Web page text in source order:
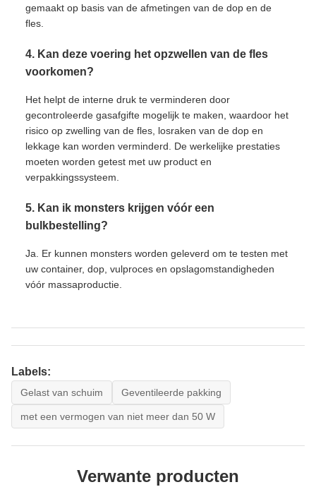
gemaakt op basis van de afmetingen van de dop en de
fles.
4. Kan deze voering het opzwellen van de fles
voorkomen?
Het helpt de interne druk te verminderen door
gecontroleerde gasafgifte mogelijk te maken, waardoor het
risico op zwelling van de fles, losraken van de dop en
lekkage kan worden verminderd. De werkelijke prestaties
moeten worden getest met uw product en
verpakkingssysteem.
5. Kan ik monsters krijgen vóór een
bulkbestelling?
Ja. Er kunnen monsters worden geleverd om te testen met
uw container, dop, vulproces en opslagomstandigheden
vóór massaproductie.
Labels:
Gelast van schuim Geventileerde pakking
met een vermogen van niet meer dan 50 W
Verwante producten